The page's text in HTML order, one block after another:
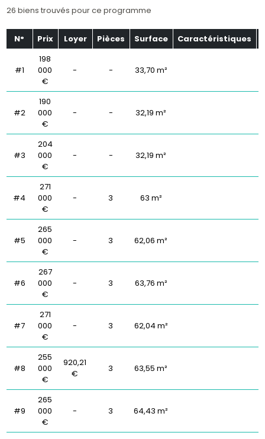
26 biens trouvés pour ce programme
N° Prix Loyer Pièces Surface Caractéristiques
#1
198
000
€
- - 33,70 m²
#2
190
000
€
- - 32,19 m²
#3
204
000
€
- - 32,19 m²
#4
271
000
€
- 3 63 m²
#5
265
000
€
- 3 62,06 m²
#6
267
000
€
- 3 63,76 m²
#7
271
000
€
- 3 62,04 m²
#8
255
000
€
920,21
€
3 63,55 m²
#9
265
000
€
- 3 64,43 m²